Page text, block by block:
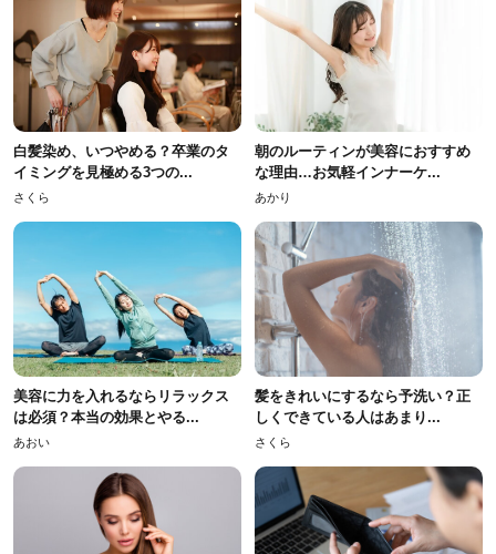
白髪染め、いつやめる？卒業のタ
イミングを見極める3つの...
さくら
朝のルーティンが美容におすすめ
な理由…お気軽インナーケ...
あかり
美容に力を入れるならリラックス
は必須？本当の効果とやる...
あおい
髪をきれいにするなら予洗い？正
しくできている人はあまり...
さくら